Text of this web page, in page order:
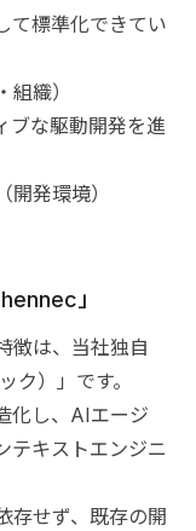
て標準化できてい
組織）
ブな駆動開発を進
（開発環境）
」
徴は、当社独自
）」です。
化し、AIエージ
テキストエンジニ
存せず、既存の開